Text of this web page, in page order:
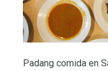
Padang comida en